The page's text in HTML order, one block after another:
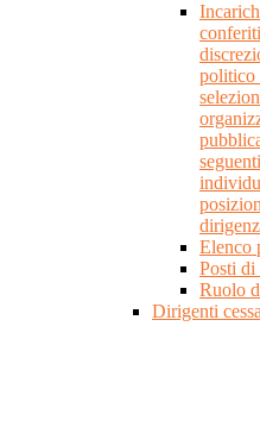
politico
Elenco
Posti
Ruolo
Dirigenti